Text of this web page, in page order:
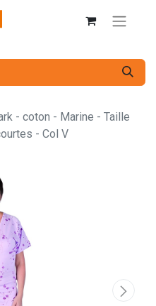
- coton - Marine - Taille
- Col V